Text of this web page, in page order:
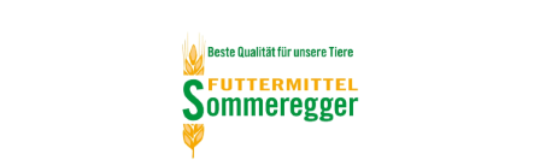
Zum Hauptinhalt springen